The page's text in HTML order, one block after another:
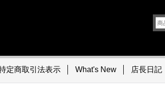
定商取引法表示 What's New 店長日記